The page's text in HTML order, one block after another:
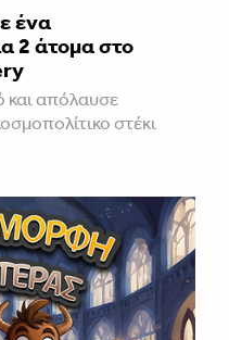
ένα
2 άτομα στο
και απόλαυσε
στέκι